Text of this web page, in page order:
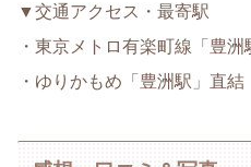
▼交通アクセス・最寄駅
・東京メトロ有楽町線「豊
・ゆりかもめ「豊洲駅」直結